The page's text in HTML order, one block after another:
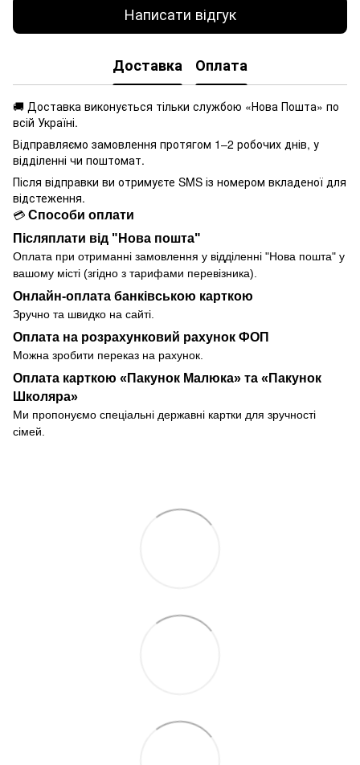
Написати відгук
Доставка Оплата
🚚 Доставка виконується тільки службою «Нова Пошта» по
всій Україні.
Відправляємо замовлення протягом 1–2 робочих днів, у
відділенні чи поштомат.
Після відправки ви отримуєте SMS із номером вкладеної для
відстеження.
💳 Способи оплати
Післяплати від "Нова пошта"
Оплата при отриманні замовлення у відділенні "Нова пошта" у
вашому місті (згідно з тарифами перевізника).
Онлайн-оплата банківською карткою
Зручно та швидко на сайті.
Оплата на розрахунковий рахунок ФОП
Можна зробити переказ на рахунок.
Оплата карткою «Пакунок Малюка» та «Пакунок
Школяра»
Ми пропонуємо спеціальні державні картки для зручності
сімей.